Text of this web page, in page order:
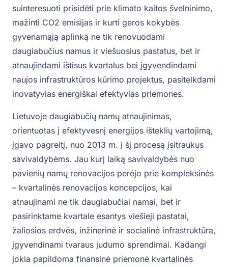
suinteresuoti prisidėti prie klimato kaitos švelninimo,
mažinti CO2 emisijas ir kurti geros kokybės
gyvenamąją aplinką ne tik renovuodami
daugiabučius namus ir viešuosius pastatus, bet ir
atnaujindami ištisus kvartalus bei įgyvendindami
naujos infrastruktūros kūrimo projektus, pasitelkdami
inovatyvias energiškai efektyvias priemones.
Lietuvoje daugiabučių namų atnaujinimas,
orientuotas į efektyvesnį energijos išteklių vartojimą,
įgavo pagreitį, nuo 2013 m. į šį procesą įsitraukus
savivaldybėms. Jau kurį laiką savivaldybės nuo
pavienių namų renovacijos perėjo prie kompleksinės
– kvartalinės renovacijos koncepcijos, kai
atnaujinami ne tik daugiabučiai namai, bet ir
pasirinktame kvartale esantys viešieji pastatai,
žaliosios erdvės, inžinerinė ir socialinė infrastruktūra,
įgyvendinami tvaraus judumo sprendimai. Kadangi
jokia papildoma finansinė priemonė kvartalinės